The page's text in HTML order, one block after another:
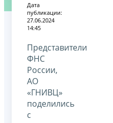
Дата
публикации:
27.06.2024
14:45
Представители
ФНС
России,
АО
«ГНИВЦ»
поделились
с